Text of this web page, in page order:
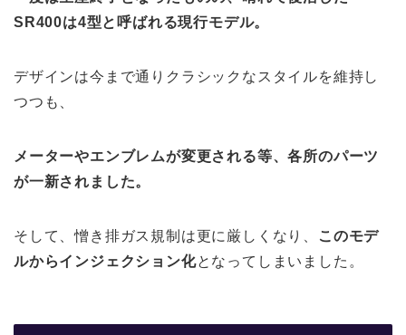
SR400は4型と呼ばれる現行モデル。
デザインは今まで通りクラシックなスタイルを維持し
つつも、
メーターやエンブレムが変更される等、各所のパーツ
が一新されました。
そして、憎き排ガス規制は更に厳しくなり、
このモデ
ルからインジェクション化となってしまいました。